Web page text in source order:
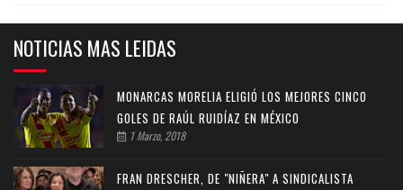
NOTICIAS MAS LEIDAS
MONARCAS MORELIA ELIGIÓ LOS MEJORES CINCO
GOLES DE RAÚL RUIDÍAZ EN MÉXICO
1 Marzo, 2018
FRAN DRESCHER, DE "NIÑERA" A SINDICALISTA